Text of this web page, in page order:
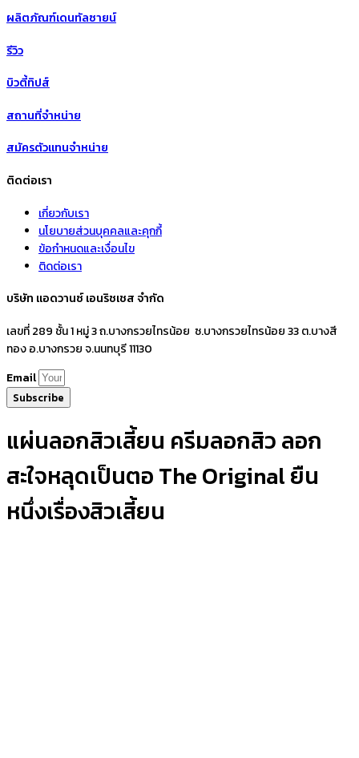
ผลิตภัณฑ์เดนทัลซายน์
รีวิว
บิวตี้ทิปส์
สถานที่จำหน่าย
สมัครตัวแทนจำหน่าย
ติดต่อเรา
เกี่ยวกับเรา
นโยบายส่วนบุคคลและคุกกี้
ข้อกำหนดและเงื่อนไข
ติดต่อเรา
บริษัท แอดวานซ์ เอนริชเชส จำกัด
เลขที่ 289 ชั้น 1 หมู่ 3 ถ.บางกรวยไทรน้อย ซ.บางกรวยไทรน้อย 33 ต.บางสี
ทอง อ.บางกรวย จ.นนทบุรี 11130
Email
Subscribe
แผ่นลอกสิวเสี้ยน ครีมลอกสิว ลอก
สะใจหลุดเป็นตอ The Original ยืน
หนึ่งเรื่องสิวเสี้ยน